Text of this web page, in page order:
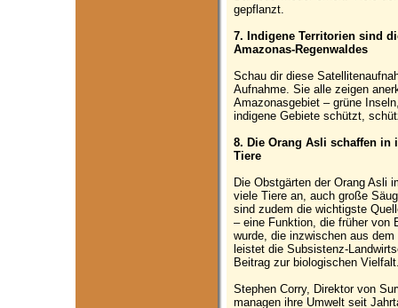
gepflanzt.
7. Indigene Territorien sind
Amazonas-Regenwaldes
Schau dir diese
Aufnahme. Sie alle zeigen
Amazonasgebiet – grüne
indigene Gebiete schützt,
8. Die Orang Asli schaffen in
Tiere
Die Obstgärten der Orang Asli
viele Tiere an, auch große
sind zudem die wichtigste
– eine Funktion, die früher von
wurde, die inzwischen aus
leistet die Subsistenz-
Beitrag zur biologischen
Stephen Corry, Direktor von
managen ihre Umwelt seit